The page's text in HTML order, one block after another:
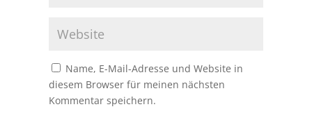
Name, E-Mail-Adresse und Website in
diesem Browser für meinen nächsten
Kommentar speichern.